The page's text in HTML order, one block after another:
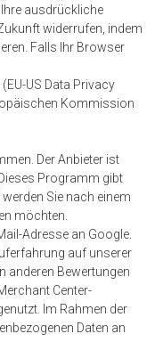
ausdrückliche
widerrufen, indem
Falls Ihr Browser
US Data Privacy
Kommission
Der Anbieter ist
Programm gibt
Sie nach einem
möchten.
Adresse an Google.
auf unserer
anderen Bewertungen
Center-
Im Rahmen der
Daten an